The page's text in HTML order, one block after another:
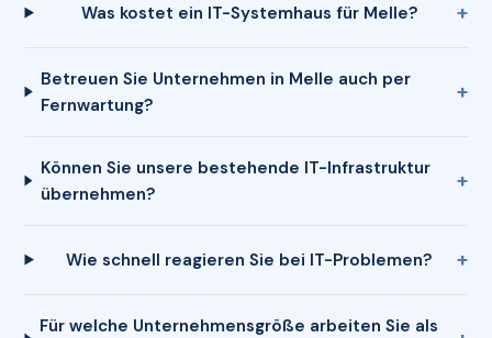
Was kostet ein IT-Systemhaus für Melle?
Betreuen Sie Unternehmen in Melle auch per
Fernwartung?
Können Sie unsere bestehende IT-Infrastruktur
übernehmen?
Wie schnell reagieren Sie bei IT-Problemen?
Für welche Unternehmensgröße arbeiten Sie als